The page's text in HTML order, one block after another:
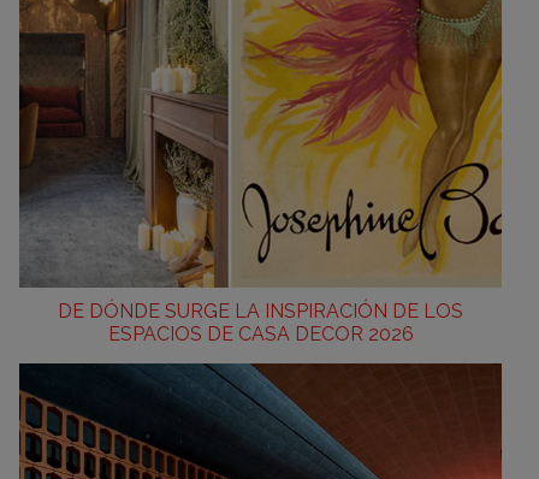
DE DÓNDE SURGE LA INSPIRACIÓN DE LOS
ESPACIOS DE CASA DECOR 2026